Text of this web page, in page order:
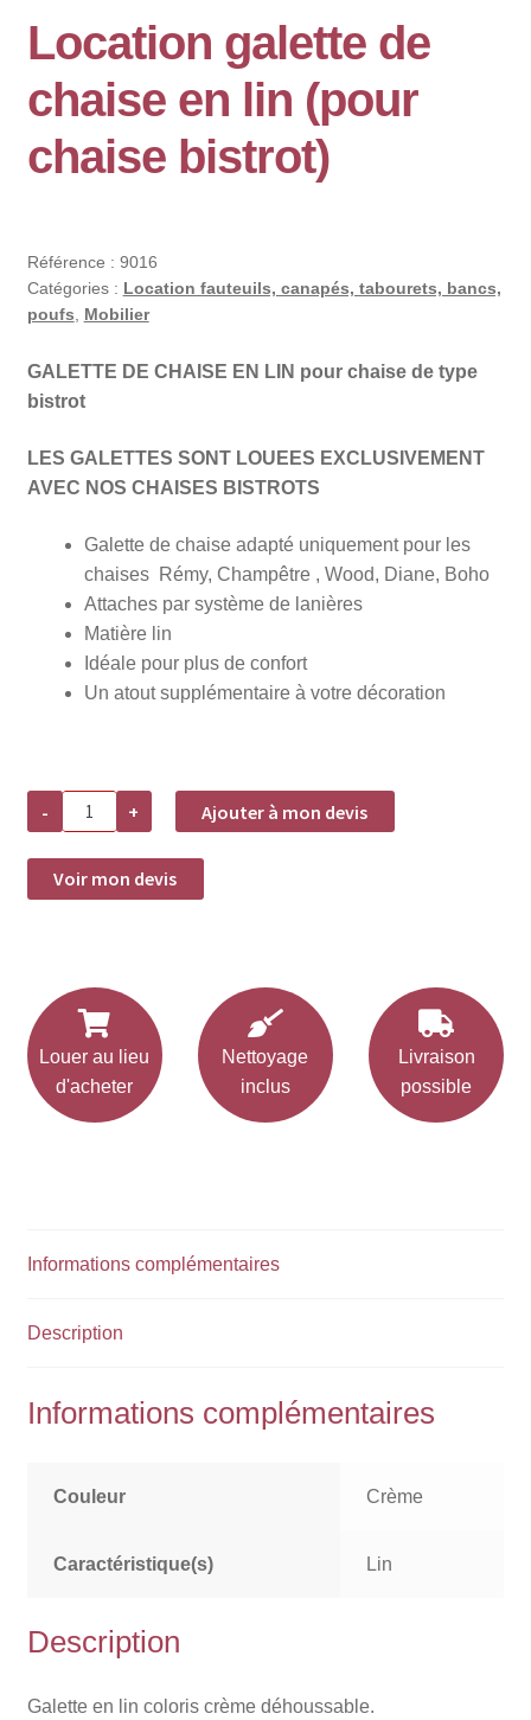
Location galette de
chaise en lin (pour
chaise bistrot)
Référence : 9016
Catégories : Location fauteuils, canapés, tabourets, bancs,
poufs, Mobilier
GALETTE DE CHAISE EN LIN pour chaise de type
bistrot
LES GALETTES SONT LOUEES EXCLUSIVEMENT
AVEC NOS CHAISES BISTROTS
Galette de chaise adapté uniquement pour les
chaises Rémy, Champêtre , Wood, Diane, Boho
Attaches par système de lanières
Matière lin
Idéale pour plus de confort
Un atout supplémentaire à votre décoration
-
quantité
Location
galette
de
bistrot)
+ Ajouter à mon devis
Voir mon devis
Louer au lieu
d'acheter
Nettoyage
inclus
Livraison
possible
Informations complémentaires
Description
Informations complémentaires
Couleur Crème
Caractéristique(s) Lin
Description
Galette en lin coloris crème déhoussable.